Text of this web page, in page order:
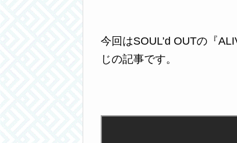
今回はSOUL’d OUTの『
じの記事です。